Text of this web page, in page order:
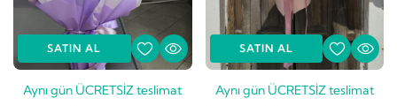
SATIN AL
Aynı gün ÜCRETSİZ teslimat
SATIN AL
Aynı gün ÜCRETSİZ teslimat